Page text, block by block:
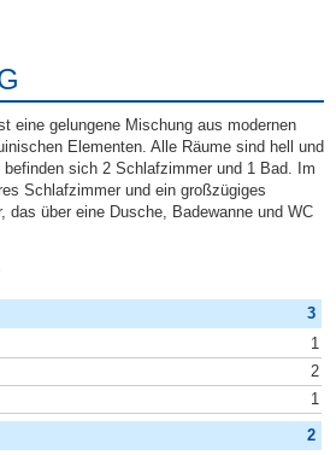
eine gelungene Mischung aus modernen
Elementen. Alle Räume sind hell und
sich 2 Schlafzimmer und 1 Bad. Im
Schlafzimmer und ein großzügiges
das über eine Dusche, Badewanne und WC
3
1
2
1
2